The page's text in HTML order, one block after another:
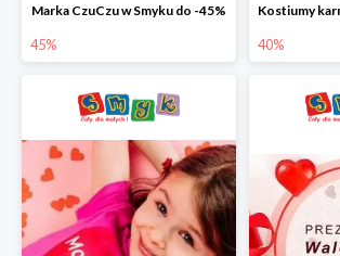
Marka CzuCzu w Smyku do -45%
45% 40%